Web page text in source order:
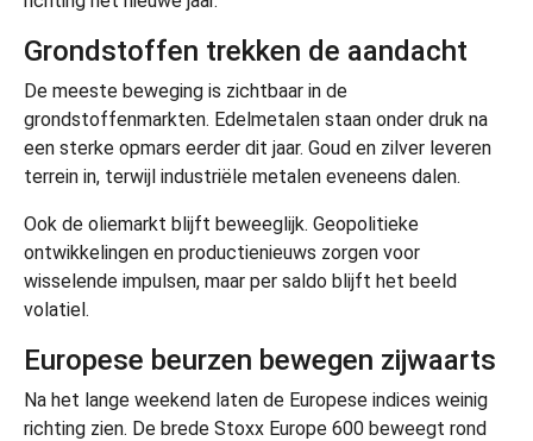
Grondstoffen trekken de aandacht
De meeste beweging is zichtbaar in de
grondstoffenmarkten. Edelmetalen staan onder druk na
een sterke opmars eerder dit jaar. Goud en zilver leveren
terrein in, terwijl industriële metalen eveneens dalen.
Ook de oliemarkt blijft beweeglijk. Geopolitieke
ontwikkelingen en productienieuws zorgen voor
wisselende impulsen, maar per saldo blijft het beeld
volatiel.
Europese beurzen bewegen zijwaarts
Na het lange weekend laten de Europese indices weinig
richting zien. De brede Stoxx Europe 600 beweegt rond